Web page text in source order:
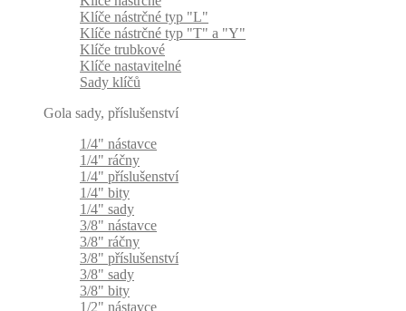
Klíče nástrčné typ "L"
Klíče nástrčné typ "T" a "Y"
Klíče trubkové
Klíče nastavitelné
Sady klíčů
Gola sady, příslušenství
1/4" nástavce
1/4" ráčny
1/4" příslušenství
1/4" bity
1/4" sady
3/8" nástavce
3/8" ráčny
3/8" příslušenství
3/8" sady
3/8" bity
1/2" nástavce